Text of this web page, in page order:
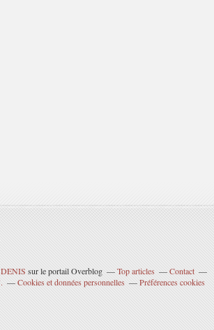
sur le portail Overblog Top articles
Contact
Cookies et données personnelles Préférences cookies